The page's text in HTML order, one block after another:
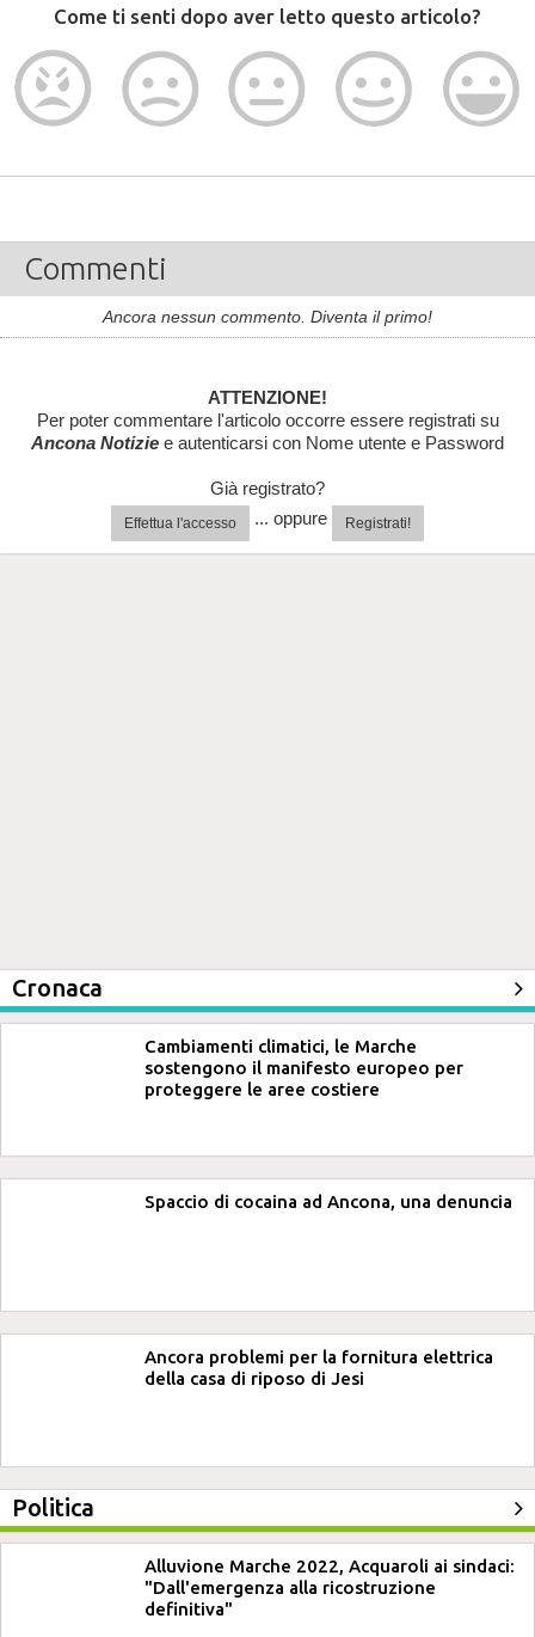
Come ti senti dopo aver letto questo articolo?
Commenti
Ancora nessun commento. Diventa il primo!
ATTENZIONE!
Per poter commentare l'articolo occorre essere registrati su
Ancona Notizie e autenticarsi con Nome utente e Password
Già registrato?
Effettua l'accesso ... oppure Registrati!
Cronaca
Cambiamenti climatici, le Marche
sostengono il manifesto europeo per
proteggere le aree costiere
Spaccio di cocaina ad Ancona, una denuncia
Ancora problemi per la fornitura elettrica
della casa di riposo di Jesi
Politica
Alluvione Marche 2022, Acquaroli ai sindaci:
"Dall'emergenza alla ricostruzione
definitiva"